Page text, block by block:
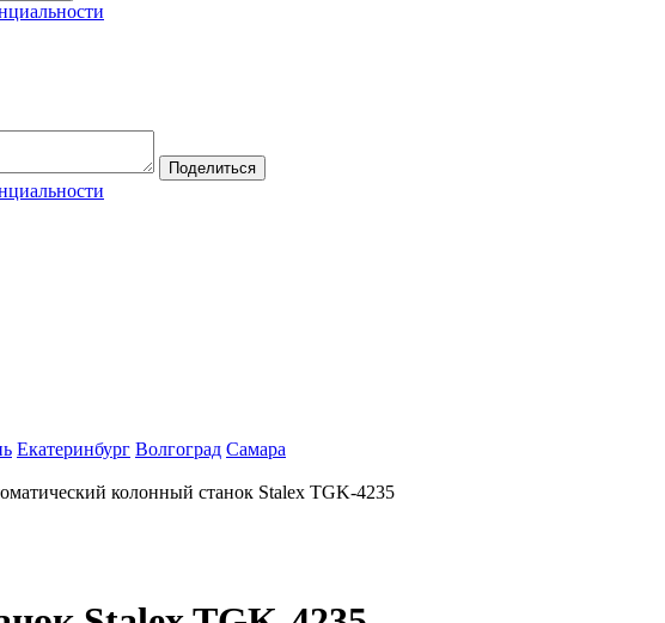
Поделиться
Екатеринбург Волгоград Самара
колонный станок Stalex TGK-4235